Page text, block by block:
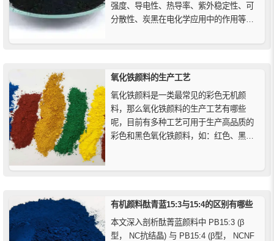
强度、导电性、热导率、紫外稳定性、可
分散性、炭黑在电化学应用中的作用等，
应用。
氧化铁颜料的生产工艺
氧化铁颜料是一类最常见的彩色无机颜
料，那么氧化铁颜料的生产工艺有哪些
呢，目前有多种工艺可用于生产高品质的
彩色和黑色氧化铁颜料，如：红色、黑色
颜料的苯胺法（Laux法...
有机颜料酞青蓝15:3与15:4的区别有哪些
本文深入剖析酞菁蓝颜料中 PB15:3 (β
型， NC抗结晶) 与 PB15:4 (β型， NCNF